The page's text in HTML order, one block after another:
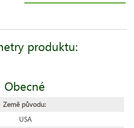
produktu:
Obecné
Země původu:
USA